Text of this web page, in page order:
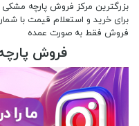
بزرگترین مرکز فروش پارچه
برای خرید و استعلام قیمت با شماره 09132296135 تماس حاصل
فروش فقط به صورت عمده
فروش